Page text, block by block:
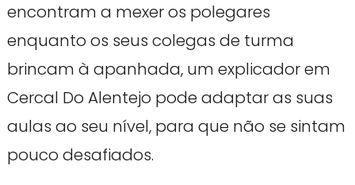
encontram a mexer os polegares
enquanto os seus colegas de turma
brincam à apanhada, um explicador em
Cercal Do Alentejo pode adaptar as suas
aulas ao seu nível, para que não se sintam
pouco desafiados.